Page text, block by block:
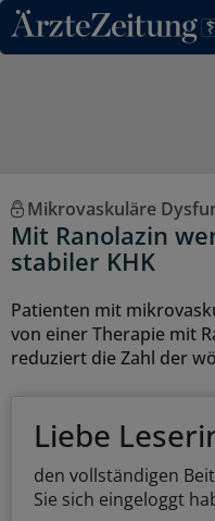
Direkt zum Inhaltsbereich
Mikrovaskuläre
Mit Ranolazin
stabiler KHK
Patienten mit
von einer Therapie mit
reduziert die Zahl der
Liebe
den vollständigen
Sie sich eingeloggt